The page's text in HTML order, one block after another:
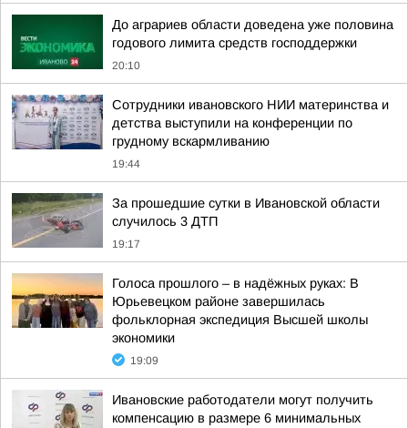
До аграриев области доведена уже половина
годового лимита средств господдержки
20:10
Сотрудники ивановского НИИ материнства и
детства выступили на конференции по
грудному вскармливанию
19:44
За прошедшие сутки в Ивановской области
случилось 3 ДТП
19:17
Голоса прошлого – в надёжных руках: В
Юрьевецком районе завершилась
фольклорная экспедиция Высшей школы
экономики
19:09
Ивановские работодатели могут получить
компенсацию в размере 6 минимальных